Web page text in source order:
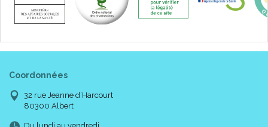
Coordonnées
32 rue Jeanne d’Harcourt
80300 Albert